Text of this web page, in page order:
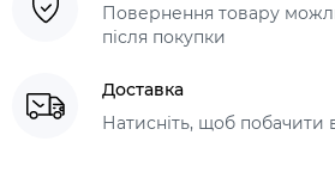
Повернення товару
після покупки
Доставка
Натисніть, щоб побачити